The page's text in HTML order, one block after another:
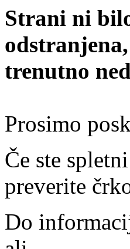
Strani ni
trenutno
Prosimo
Če ste
preverite
Do